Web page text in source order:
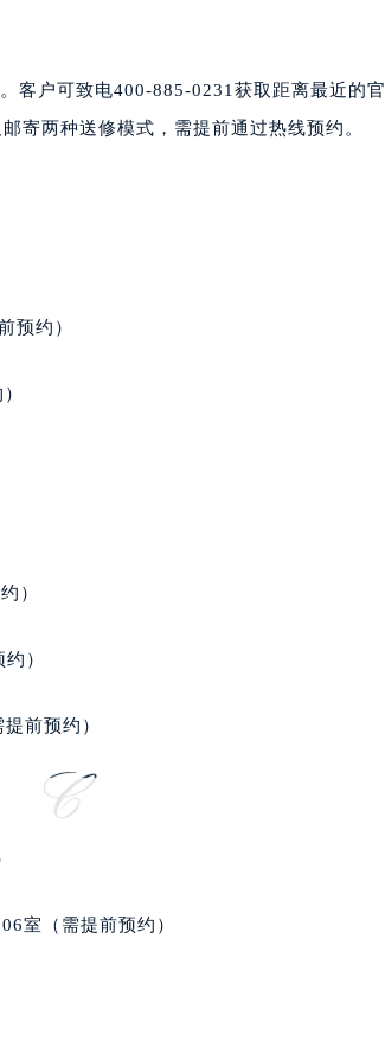
需提前预约）
提前预约）
需提前预约）
（需提前预约）
需提前预约）
）
提前预约）
提前预约）
前预约）
前预约）
室（需提前预约）
室（需提前预约）
预约）
）
）
客户可致电400-885-0231获取距离最近的官
寄两种送修模式，需提前通过热线预约。
预约）
）
）
前预约）
室（需提前预约）